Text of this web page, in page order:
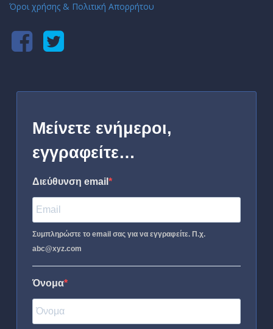
Όροι χρήσης & Πολιτική Απορρήτου
Μείνετε ενήμεροι,
εγγραφείτε…
Διεύθυνση email
Συμπληρώστε το email σας για να εγγραφείτε. Π.χ.
abc@xyz.com
Όνομα